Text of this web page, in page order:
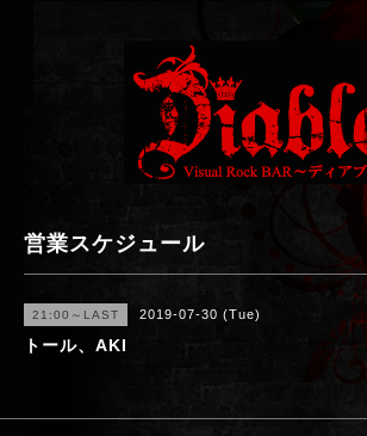
営業スケジュール
21:00～LAST 2019-07-30 (Tue)
トール、AKI